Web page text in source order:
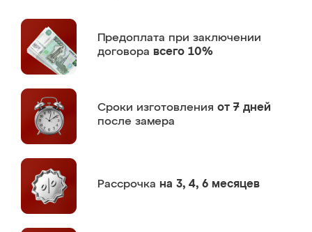
Предоплата при заключении
договора всего 10%
Сроки изготовления от 7 дней
после замера
Рассрочка на 3, 4, 6 месяцев